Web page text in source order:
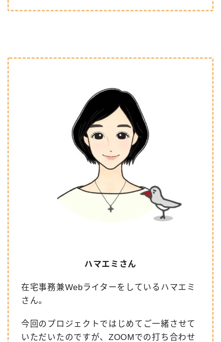
ハマエミさん
在宅事務兼Webライターをしているハマエミ
さん。
今回のプロジェクトではじめてご一緒させて
いただいたのですが、ZOOMでの打ち合わせ